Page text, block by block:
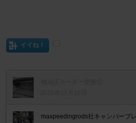
イイね！
maxpeedingrods社キャンバープ